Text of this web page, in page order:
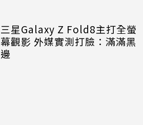
三星Galaxy Z Fold8主打全螢
幕觀影 外媒實測打臉：滿滿黑
邊